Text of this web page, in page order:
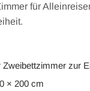
für
Zweibettzimmer zur
× 200 cm